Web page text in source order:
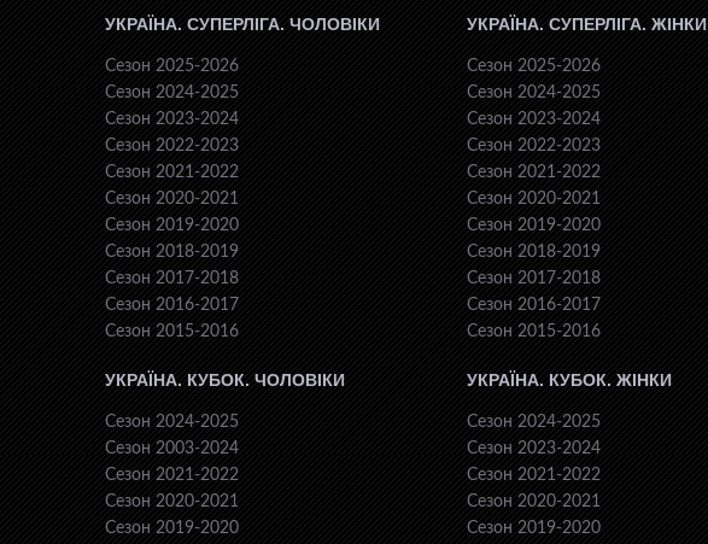
УКРАЇНА. СУПЕРЛІГА. ЧОЛОВІКИ
Сезон 2025-2026
Сезон 2024-2025
Сезон 2023-2024
Сезон 2022-2023
Сезон 2021-2022
Сезон 2020-2021
Сезон 2019-2020
Сезон 2018-2019
Сезон 2017-2018
Сезон 2016-2017
Сезон 2015-2016
УКРАЇНА. СУПЕРЛІГА. ЖІНКИ
Сезон 2025-2026
Сезон 2024-2025
Сезон 2023-2024
Сезон 2022-2023
Сезон 2021-2022
Сезон 2020-2021
Сезон 2019-2020
Сезон 2018-2019
Сезон 2017-2018
Сезон 2016-2017
Сезон 2015-2016
УКРАЇНА. КУБОК. ЧОЛОВІКИ
Сезон 2024-2025
Сезон 2003-2024
Сезон 2021-2022
Сезон 2020-2021
Сезон 2019-2020
УКРАЇНА. КУБОК. ЖІНКИ
Сезон 2024-2025
Сезон 2023-2024
Сезон 2021-2022
Сезон 2020-2021
Сезон 2019-2020